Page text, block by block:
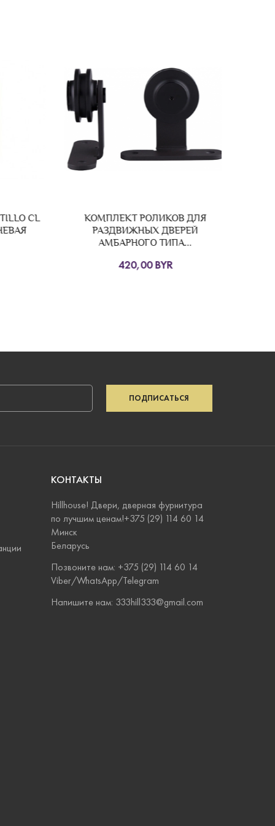
CL
КОМПЛЕКТ РОЛИКОВ ДЛЯ
РАЗДВИЖНЫХ ДВЕРЕЙ
АМБАРНОГО ТИПА...
420,00 BYR
ПОДПИСАТЬСЯ
КОНТАКТЫ
Hillhouse! Двери, дверная фурнитура
по лучшим ценам!+375 (29) 114 60 14
Минск
Беларусь
Позвоните нам: +375 (29) 114 60 14
Viber/WhatsApp/Telegram
Напишите нам: 333hill333@gmail.com